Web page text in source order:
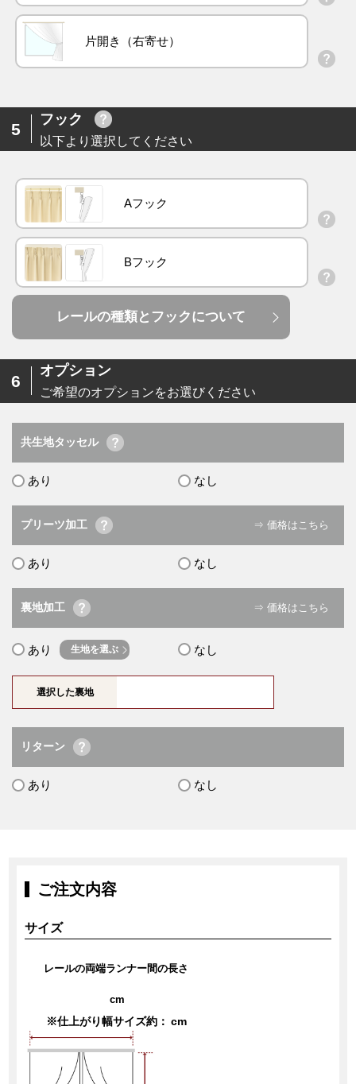
片開き（右寄せ）
5
フック
以下より選択してください
Aフック
Bフック
レールの種類とフックについて
6
オプション
ご希望のオプションをお選びください
共生地タッセル
あり なし
プリーツ加工 ⇒ 価格はこちら
あり なし
裏地加工 ⇒ 価格はこちら
あり 生地を選ぶ なし
選択した裏地
リターン
あり なし
ご注文内容
サイズ
レールの両端ランナー間の長さ
cm
※仕上がり幅サイズ約： cm